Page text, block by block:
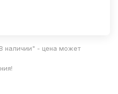
наличии" - цена может